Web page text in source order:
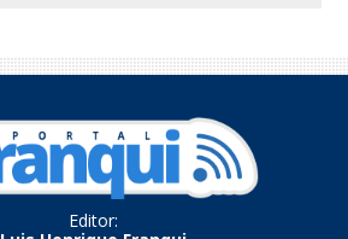
Editor: